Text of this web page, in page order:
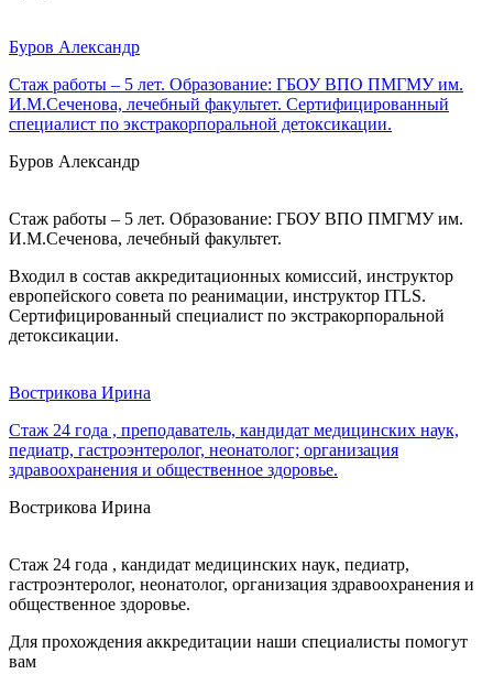
Буров Александр
Стаж работы – 5 лет. Образование: ГБОУ ВПО ПМГМУ им.
И.М.Сеченова, лечебный факультет. Сертифицированный
специалист по экстракорпоральной детоксикации.
Буров Александр
Стаж работы – 5 лет. Образование: ГБОУ ВПО ПМГМУ им.
И.М.Сеченова, лечебный факультет.
Входил в состав аккредитационных комиссий, инструктор
европейского совета по реанимации, инструктор ITLS.
Сертифицированный специалист по экстракорпоральной
детоксикации.
Вострикова Ирина
Стаж 24 года , преподаватель, кандидат медицинских наук,
педиатр, гастроэнтеролог, неонатолог; организация
здравоохранения и общественное здоровье.
Вострикова Ирина
Стаж 24 года , кандидат медицинских наук, педиатр,
гастроэнтеролог, неонатолог, организация здравоохранения и
общественное здоровье.
Для прохождения аккредитации наши специалисты помогут
вам